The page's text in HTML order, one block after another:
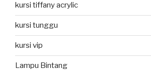
kursi tiffany acrylic
kursi tunggu
kursi vip
Lampu Bintang